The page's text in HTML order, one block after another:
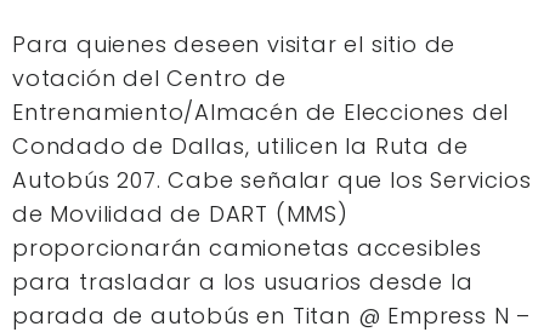
Para quienes deseen visitar el sitio de
votación del Centro de
Entrenamiento/Almacén de Elecciones del
Condado de Dallas, utilicen la Ruta de
Autobús 207. Cabe señalar que los Servicios
de Movilidad de DART (MMS)
proporcionarán camionetas accesibles
para trasladar a los usuarios desde la
parada de autobús en Titan @ Empress N –